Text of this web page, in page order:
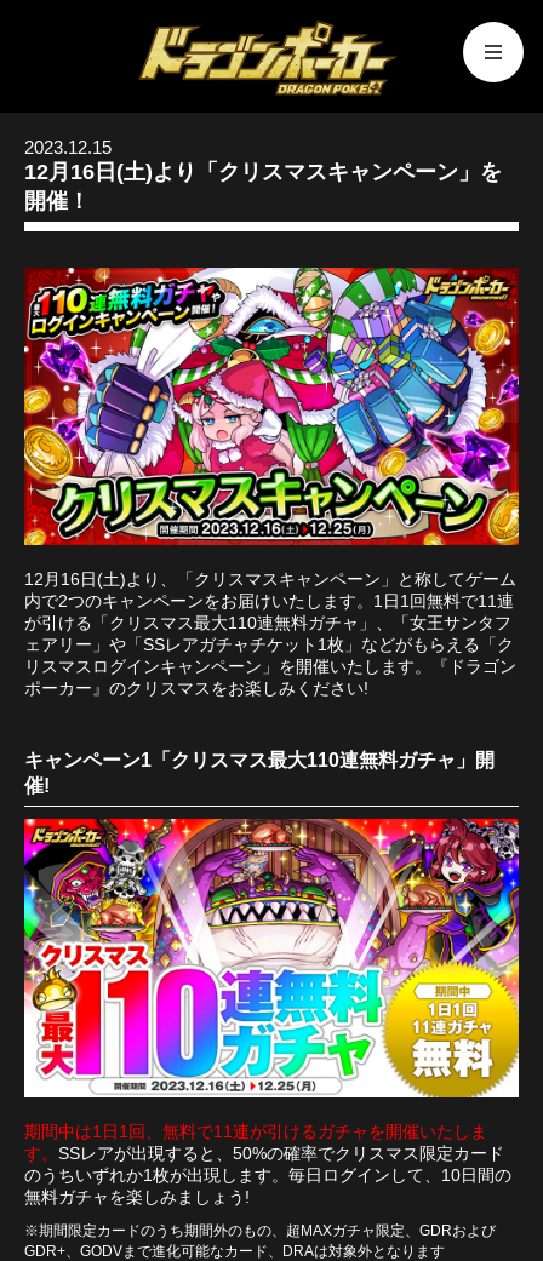
2023.12.15
12月16日(土)より「クリスマスキャンペーン」を
開催！
12月16日(土)より、「クリスマスキャンペーン」と称してゲーム
内で2つのキャンペーンをお届けいたします。1日1回無料で11連
が引ける「クリスマス最大110連無料ガチャ」、「女王サンタフ
ェアリー」や「SSレアガチャチケット1枚」などがもらえる「ク
リスマスログインキャンペーン」を開催いたします。『ドラゴン
ポーカー』のクリスマスをお楽しみください!
キャンペーン1「クリスマス最大110連無料ガチャ」開
催!
期間中は1日1回、無料で11連が引けるガチャを開催いたしま
す。 SSレアが出現すると、50%の確率でクリスマス限定カード
のうちいずれか1枚が出現します。毎日ログインして、10日間の
無料ガチャを楽しみましょう!
※期間限定カードのうち期間外のもの、超MAXガチャ限定、GDRおよび
GDR+、GODVまで進化可能なカード、DRAは対象外となります